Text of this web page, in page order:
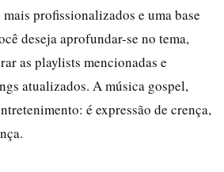
profissionalizados e uma base
deseja aprofundar-se no tema,
as playlists mencionadas e
atualizados. A música gospel,
é expressão de crença,